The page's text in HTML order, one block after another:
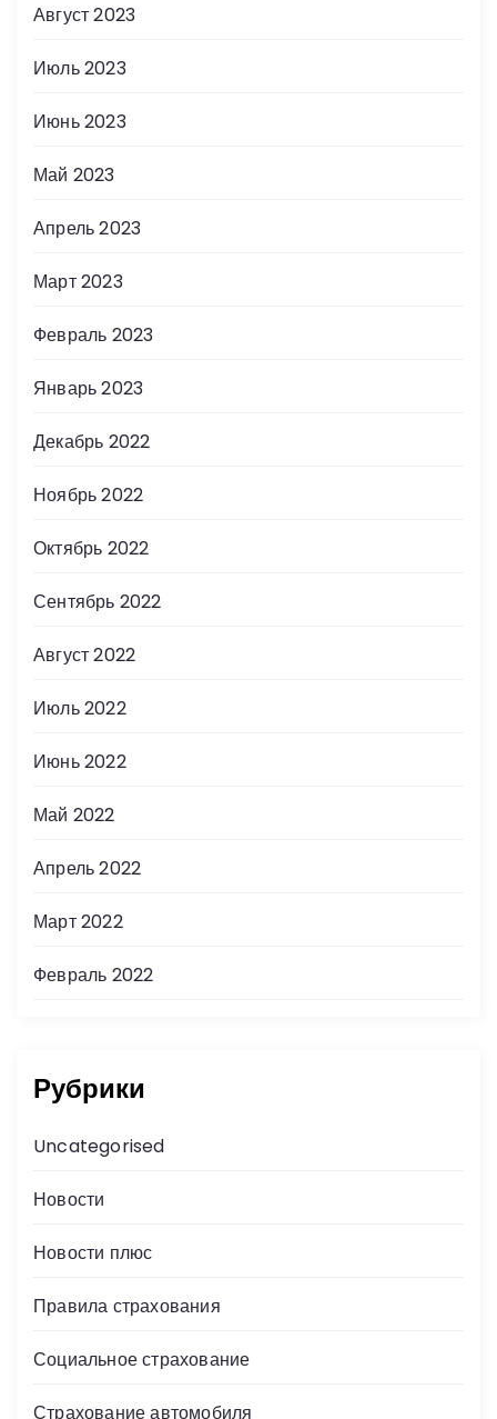
Август 2023
Июль 2023
Июнь 2023
Май 2023
Апрель 2023
Март 2023
Февраль 2023
Январь 2023
Декабрь 2022
Ноябрь 2022
Октябрь 2022
Сентябрь 2022
Август 2022
Июль 2022
Июнь 2022
Май 2022
Апрель 2022
Март 2022
Февраль 2022
Рубрики
Uncategorised
Новости
Новости плюс
Правила страхования
Социальное страхование
Страхование автомобиля